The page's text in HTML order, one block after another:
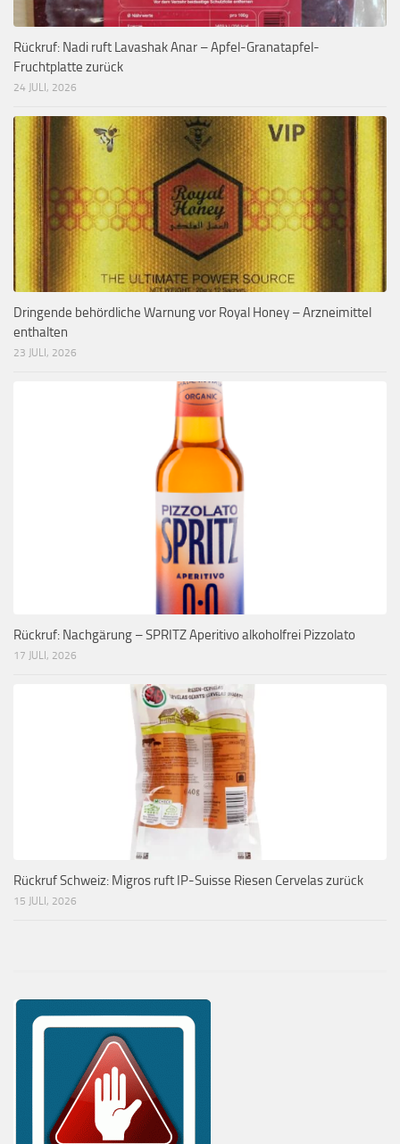
Rückruf: Nadi ruft Lavashak Anar – Apfel-Granatapfel-
Fruchtplatte zurück
24 JULI, 2026
Dringende behördliche Warnung vor Royal Honey – Arzneimittel
enthalten
23 JULI, 2026
Rückruf: Nachgärung – SPRITZ Aperitivo alkoholfrei Pizzolato
17 JULI, 2026
Rückruf Schweiz: Migros ruft IP-Suisse Riesen Cervelas zurück
15 JULI, 2026